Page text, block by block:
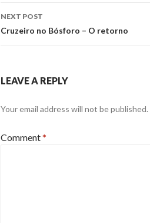
NEXT POST
Cruzeiro no Bósforo – O retorno
LEAVE A REPLY
Your email address will not be published.
Comment*